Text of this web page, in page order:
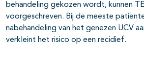
behandeling gekozen wordt, kunnen
voorgeschreven. Bij de meeste
nabehandeling van het genezen UCV
verkleint het risico op een recidief.